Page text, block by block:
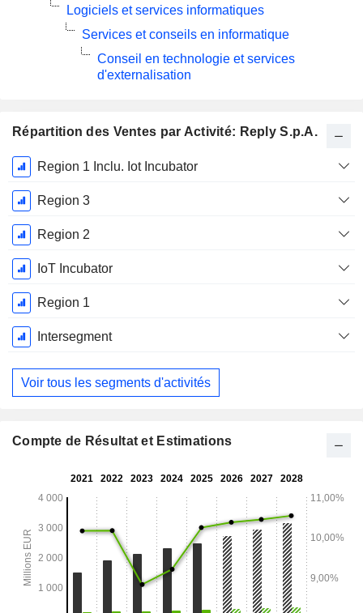
Répartition des Ventes par Activité: Reply S.p.A.
Période
Fiscale:
Décembre
Region 1 Inclu. Iot Incubator
Region 3
Region 2
IoT Incubator
Region 1
Intersegment
Voir tous les segments d'activités
Logiciels et services informatiques
Services et conseils en informatique
Conseil en technologie et services
d'externalisation
Compte de Résultat et Estimations